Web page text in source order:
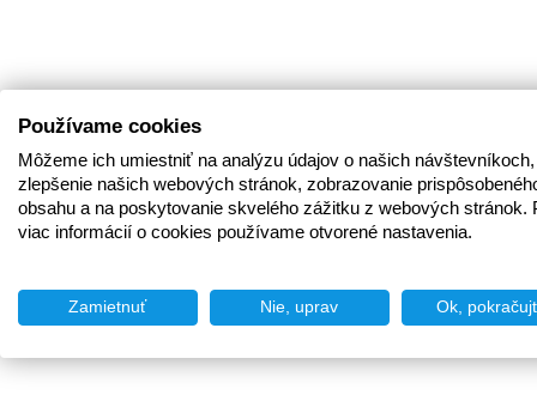
Používame cookies
Môžeme ich umiestniť na analýzu údajov o našich
zlepšenie našich webových stránok, zobrazovanie
obsahu a na poskytovanie skvelého zážitku z webových stránok.
viac informácií o cookies používame otvorené nastavenia.
Zamietnuť Nie, uprav Ok,